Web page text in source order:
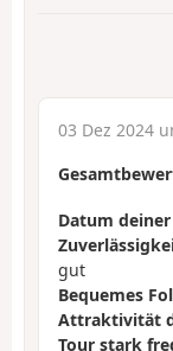
03 Dez 2024
Datum
gut
Bequemes
Attraktivität
Tour stark